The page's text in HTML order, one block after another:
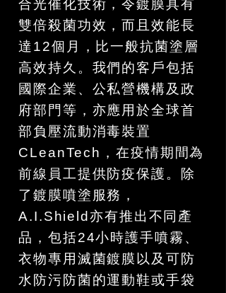
合光催化技術，令鍍膜具有
雙倍殺菌功效，而且效能長
達12個月，比一般抗菌塗層
高效持久。我們的客戶包括
國際企業、公私營機構及政
府部門等，亦應用於全球首
部負壓流動消毒裝置
CLeanTech，在疫情期間為
前線員工提供防疫保護。除
了鍍膜噴塗服務，
A.I.Shield亦有推出不同產
品，包括24小時護手噴霧、
衣物專用滅菌鍍膜以及可防
水防污防菌的運動鞋或手袋